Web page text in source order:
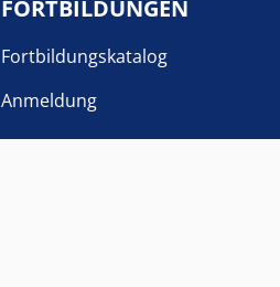
FORTBILDUNGEN
Fortbildungskatalog
Anmeldung